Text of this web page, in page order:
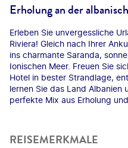
Erholung an der
Erleben Sie unvergessliche
Riviera! Gleich nach Ihrer
ins charmante Saranda,
Ionischen Meer. Freuen Sie
Hotel in bester Strandlage,
lernen Sie das Land Albanien
perfekte Mix aus Erholung
REISEMERKMALE